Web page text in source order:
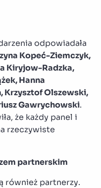
odpowiadała
Kopeć-Ziemczyk,
Kiryjow-Radzka,
Hanna
Krzysztof Olszewski,
Gawrychowski.
że każdy panel i
rzeczywiste
partnerskim
również partnerzy.